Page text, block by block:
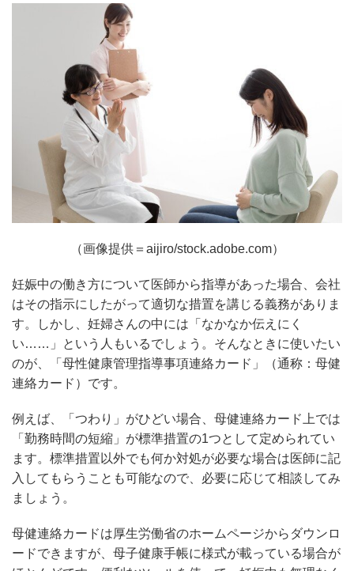
（画像提供＝aijiro/stock.adobe.com）
妊娠中の働き方について医師から指導があった場合、会社
はその指示にしたがって適切な措置を講じる義務がありま
す。しかし、妊婦さんの中には「なかなか伝えにく
い……」という人もいるでしょう。そんなときに使いたい
のが、「母性健康管理指導事項連絡カード」（通称：母健
連絡カード）です。
例えば、「つわり」がひどい場合、母健連絡カード上では
「勤務時間の短縮」が標準措置の1つとして定められてい
ます。標準措置以外でも何か対処が必要な場合は医師に記
入してもらうことも可能なので、必要に応じて相談してみ
ましょう。
母健連絡カードは厚生労働省のホームページからダウンロ
ードできますが、母子健康手帳に様式が載っている場合が